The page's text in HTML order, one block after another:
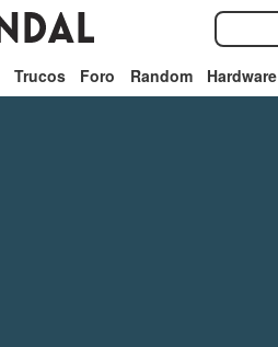
Trucos Foro Random Hardware